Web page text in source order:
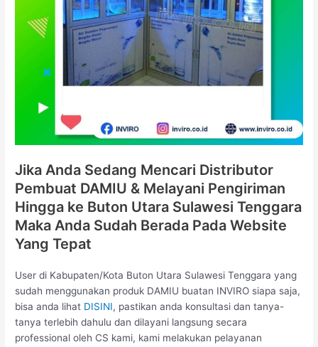
Jika Anda Sedang Mencari Distributor
Pembuat DAMIU & Melayani Pengiriman
Hingga ke Buton Utara Sulawesi Tenggara
Maka Anda Sudah Berada Pada Website
Yang Tepat
User di Kabupaten/Kota Buton Utara Sulawesi Tenggara yang
sudah menggunakan produk DAMIU buatan INVIRO siapa saja,
bisa anda lihat DISINI, pastikan anda konsultasi dan tanya-
tanya terlebih dahulu dan dilayani langsung secara
professional oleh CS kami, kami melakukan pelayanan